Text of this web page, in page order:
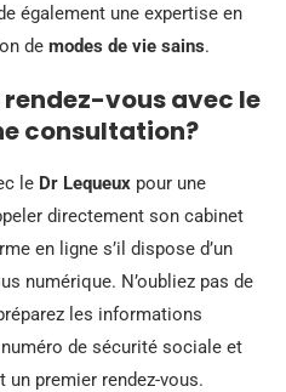
également une expertise en
de modes de vie sains.
vous avec le
consultation?
le Dr Lequeux pour une
directement son cabinet
en ligne s’il dispose d’un
numérique. N’oubliez pas de
les informations
de sécurité sociale et
premier rendez-vous.